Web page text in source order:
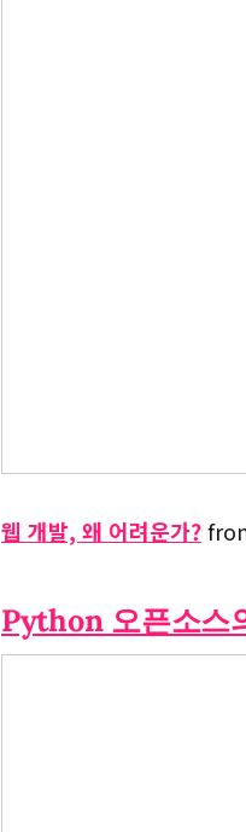
웹 개발, 왜 어려운가?
Python 오픈소스